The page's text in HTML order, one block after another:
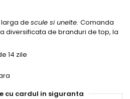
de scule si unelte. Comanda
diversificata de branduri de top, la
14 zile
cu cardul in siguranta